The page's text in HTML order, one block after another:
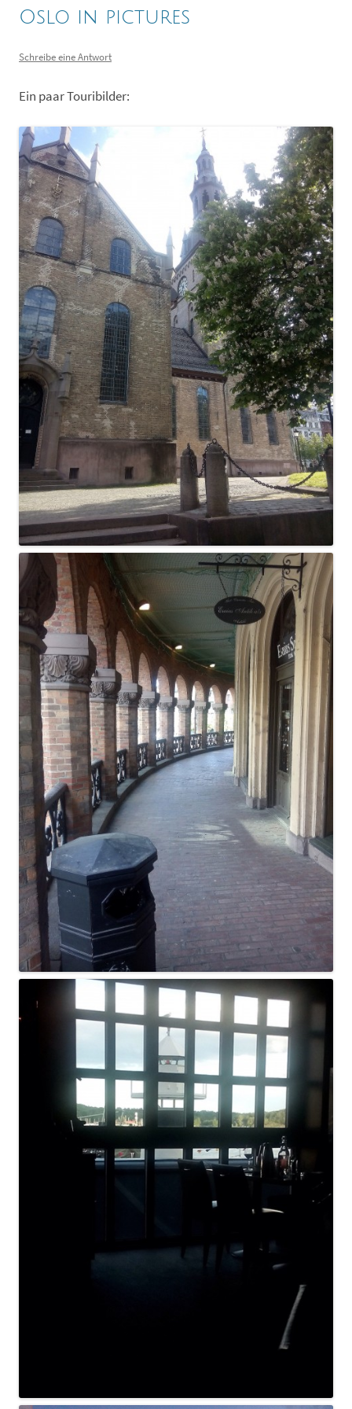
Oslo in pictures
Schreibe eine Antwort
Ein paar Touribilder: